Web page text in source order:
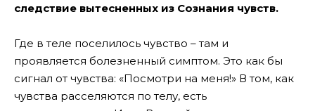
следствие вытесненных из Сознания чувств.
Где в теле поселилось чувство – там и
проявляется болезненный симптом. Это как бы
сигнал от чувства: «Посмотри на меня!» В том, как
чувства расселяются по телу, есть